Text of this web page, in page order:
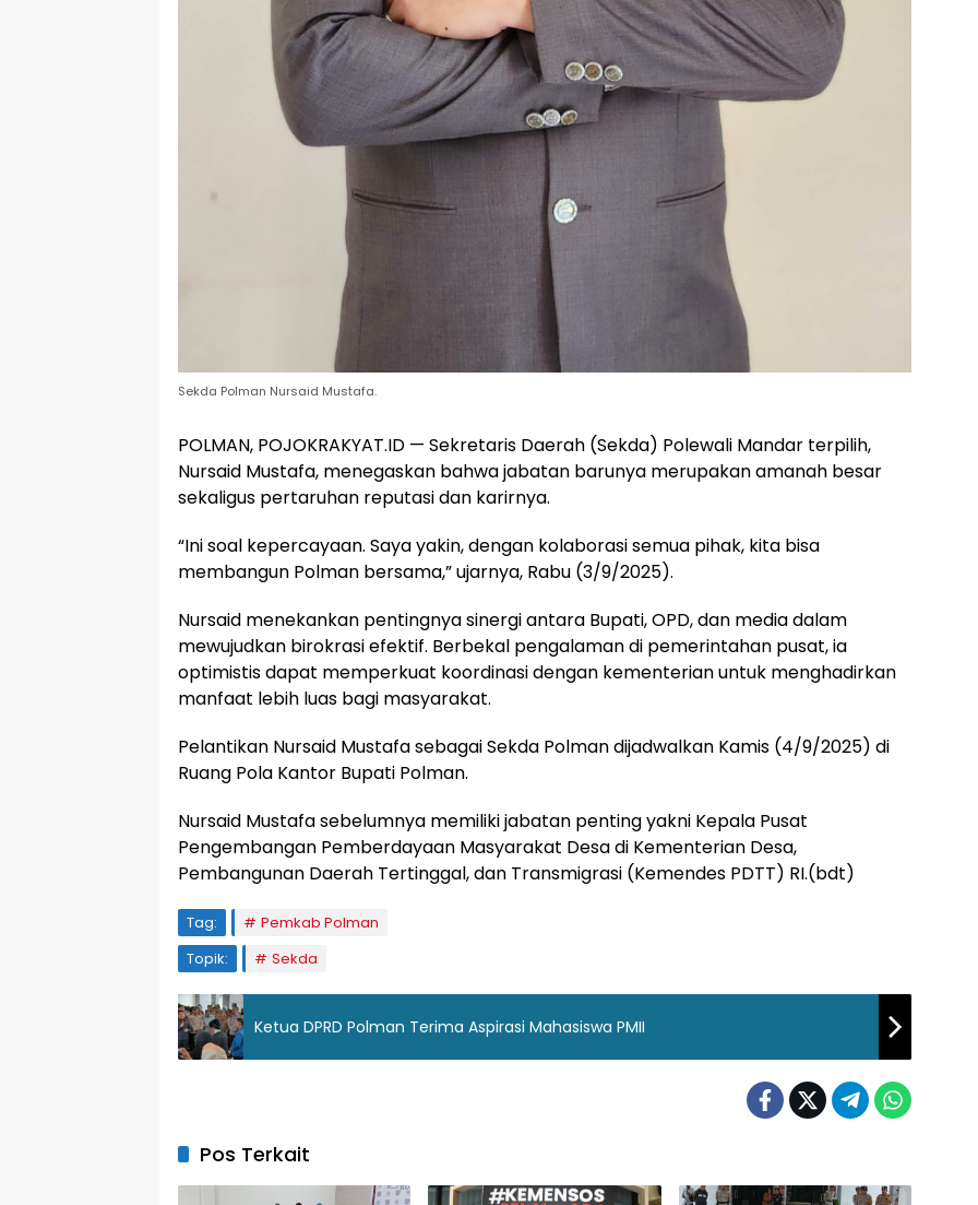
Sekda Polman Nursaid Mustafa.
POLMAN, POJOKRAKYAT.ID — Sekretaris Daerah (Sekda) Polewali Mandar terpilih,
Nursaid Mustafa, menegaskan bahwa jabatan barunya merupakan amanah besar
sekaligus pertaruhan reputasi dan karirnya.
“Ini soal kepercayaan. Saya yakin, dengan kolaborasi semua pihak, kita bisa
membangun Polman bersama,” ujarnya, Rabu (3/9/2025).
Nursaid menekankan pentingnya sinergi antara Bupati, OPD, dan media dalam
mewujudkan birokrasi efektif. Berbekal pengalaman di pemerintahan pusat, ia
optimistis dapat memperkuat koordinasi dengan kementerian untuk menghadirkan
manfaat lebih luas bagi masyarakat.
Pelantikan Nursaid Mustafa sebagai Sekda Polman dijadwalkan Kamis (4/9/2025) di
Ruang Pola Kantor Bupati Polman.
Nursaid Mustafa sebelumnya memiliki jabatan penting yakni Kepala Pusat
Pengembangan Pemberdayaan Masyarakat Desa di Kementerian Desa,
Pembangunan Daerah Tertinggal, dan Transmigrasi (Kemendes PDTT) RI.(bdt)
Tag:
Pemkab Polman
Topik:
Sekda
Ketua DPRD Polman Terima Aspirasi Mahasiswa PMII
Pos Terkait